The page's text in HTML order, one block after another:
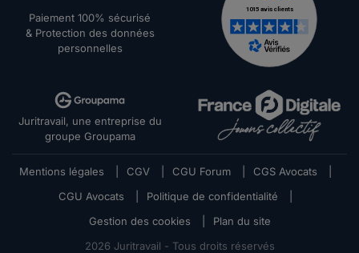
Paiement 100% sécurisé
& Protection des données
personnelles
Juritravail, une entreprise du
groupe Groupama
Mentions légales CGV CGU Forum CGS Avocats
CGU Avocats
Politique de confidentialité
Gestion des cookies
Plan du site
2026 Juritravail - Tous droits réservés